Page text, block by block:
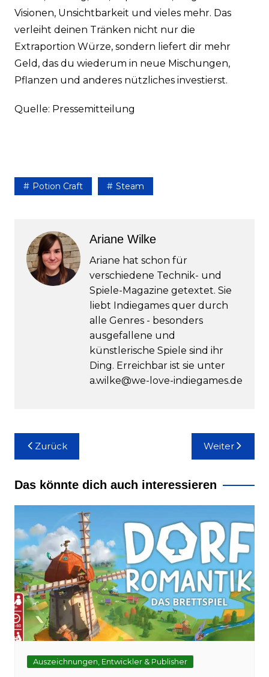
Visionen, Unsichtbarkeit und vieles mehr. Das
verleiht deinen Tränken nicht nur die
Extraportion Würze, sondern liefert dir mehr
Geld, das du wiederum in neue Mischungen,
Pflanzen und anderes nützliches investierst.
Quelle: Pressemitteilung
Potion Craft Steam
Ariane Wilke
Ariane hat schon für
verschiedene Technik- und
Spiele-Magazine getextet. Sie
liebt Indiegames quer durch
alle Genres - besonders
ausgefallene und
künstlerische Spiele sind ihr
Ding. Erreichbar ist sie unter
a.wilke@we-love-indiegames.de
Beitragsnavigation
Zurück Weiter
Das könnte dich auch interessieren
Auszeichnungen, Entwickler & Publisher